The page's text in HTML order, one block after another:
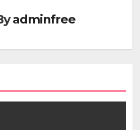
adminfree